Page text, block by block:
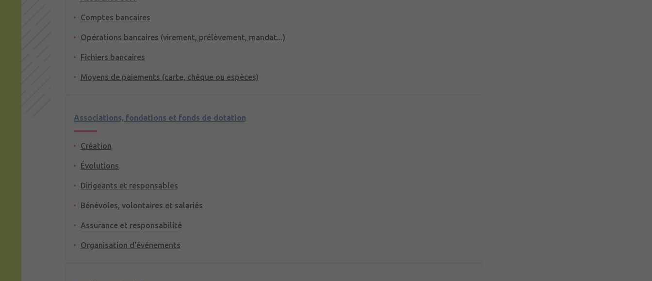
Comptes bancaires
Opérations bancaires (virement, prélèvement, mandat...)
Fichiers bancaires
Moyens de paiements (carte, chèque ou espèces)
Associations, fondations et fonds de dotation
Création
Évolutions
Dirigeants et responsables
Bénévoles, volontaires et salariés
Assurance et responsabilité
Organisation d'événements